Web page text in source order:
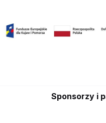
Sponsorzy i